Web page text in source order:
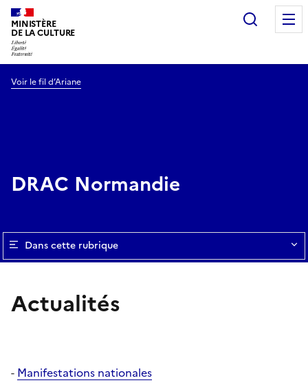
MINISTÈRE
DE LA CULTURE
Voir le fil d’Ariane
DRAC Normandie
Dans cette rubrique
Actualités
- Manifestations nationales